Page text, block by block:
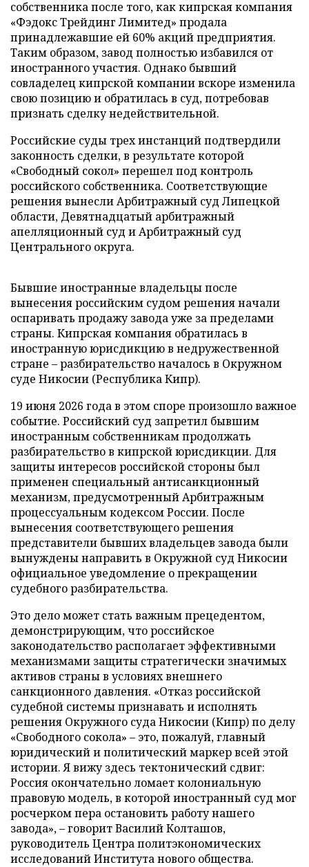
собственника после того, как кипрская компания
«Фэдокс Трейдинг Лимитед» продала
принадлежавшие ей 60% акций предприятия.
Таким образом, завод полностью избавился от
иностранного участия. Однако бывший
совладелец кипрской компании вскоре изменила
свою позицию и обратилась в суд, потребовав
признать сделку недействительной.
Российские суды трех инстанций подтвердили
законность сделки, в результате которой
«Свободный сокол» перешел под контроль
российского собственника. Соответствующие
решения вынесли Арбитражный суд Липецкой
области, Девятнадцатый арбитражный
апелляционный суд и Арбитражный суд
Центрального округа.
Бывшие иностранные владельцы после
вынесения российским судом решения начали
оспаривать продажу завода уже за пределами
страны. Кипрская компания обратилась в
иностранную юрисдикцию в недружественной
стране – разбирательство началось в Окружном
суде Никосии (Республика Кипр).
19 июня 2026 года в этом споре произошло важное
событие. Российский суд запретил бывшим
иностранным собственникам продолжать
разбирательство в кипрской юрисдикции. Для
защиты интересов российской стороны был
применен специальный антисанкционный
механизм, предусмотренный Арбитражным
процессуальным кодексом России. После
вынесения соответствующего решения
представители бывших владельцев завода были
вынуждены направить в Окружной суд Никосии
официальное уведомление о прекращении
судебного разбирательства.
Это дело может стать важным прецедентом,
демонстрирующим, что российское
законодательство располагает эффективными
механизмами защиты стратегически значимых
активов страны в условиях внешнего
санкционного давления. «Отказ российской
судебной системы признавать и исполнять
решения Окружного суда Никосии (Кипр) по делу
«Свободного сокола» – это, пожалуй, главный
юридический и политический маркер всей этой
истории. Я вижу здесь тектонический сдвиг:
Россия окончательно ломает колониальную
правовую модель, в которой иностранный суд мог
росчерком пера остановить работу нашего
завода», – говорит Василий Колташов,
руководитель Центра политэкономических
исследований Института нового общества.